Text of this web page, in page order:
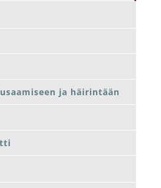
ja häirintään